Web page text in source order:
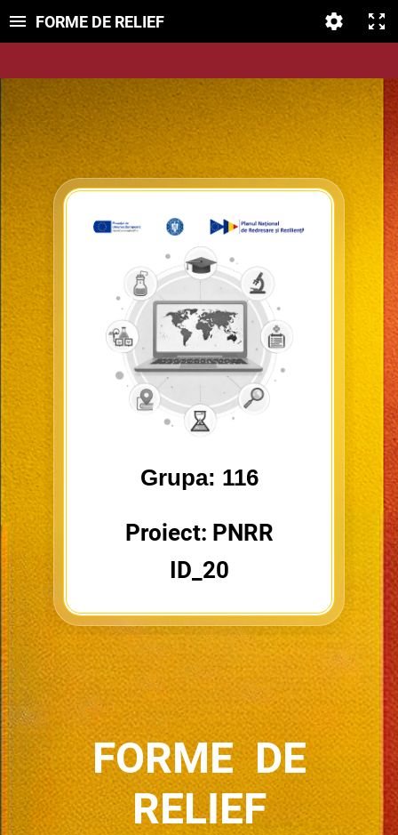
FORME DE RELIEF
Grupa: 116
Proiect: PNRR
ID_20
FORME DE
RELIEF